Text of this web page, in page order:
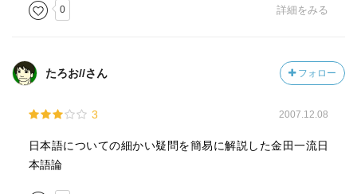
0 詳細をみる
たろお//さん フォロー
3 2007.12.08
日本語についての細かい疑問を簡易に解説した金田一流日
本語論